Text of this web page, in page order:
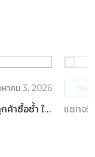
าคม 3, 2026
ค้าซื้อซ้ำ ใน
แชทจริ